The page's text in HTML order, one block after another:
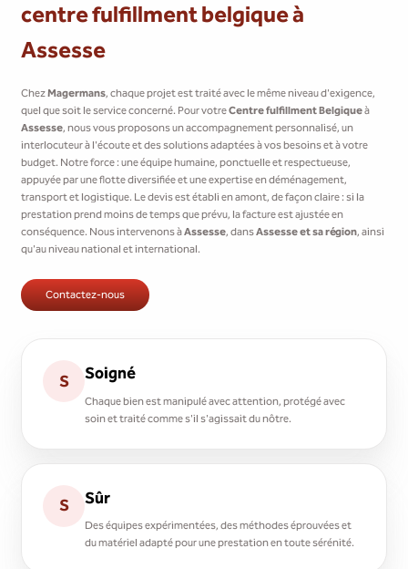
centre fulfillment belgique à
Assesse
ChezMagermans, chaque projet est traité avec le même niveau d'exigence,
quel que soit le service concerné. Pour votreCentre fulfillment Belgiqueà
Assesse, nous vous proposons un accompagnement personnalisé, un
interlocuteur à l'écoute et des solutions adaptées à vos besoins et à votre
budget. Notre force : une équipe humaine, ponctuelle et respectueuse,
appuyée par une flotte diversifiée et une expertise en déménagement,
transport et logistique. Le devis est établi en amont, de façon claire : si la
prestation prend moins de temps que prévu, la facture est ajustée en
conséquence. Nous intervenons àAssesse, dansAssesse et sa région, ainsi
qu'au niveau national et international.
Contactez-nous
S Soigné
Chaque bien est manipulé avec attention, protégé avec
soin et traité comme s'il s'agissait du nôtre.
S Sûr
Des équipes expérimentées, des méthodes éprouvées et
du matériel adapté pour une prestation en toute sérénité.